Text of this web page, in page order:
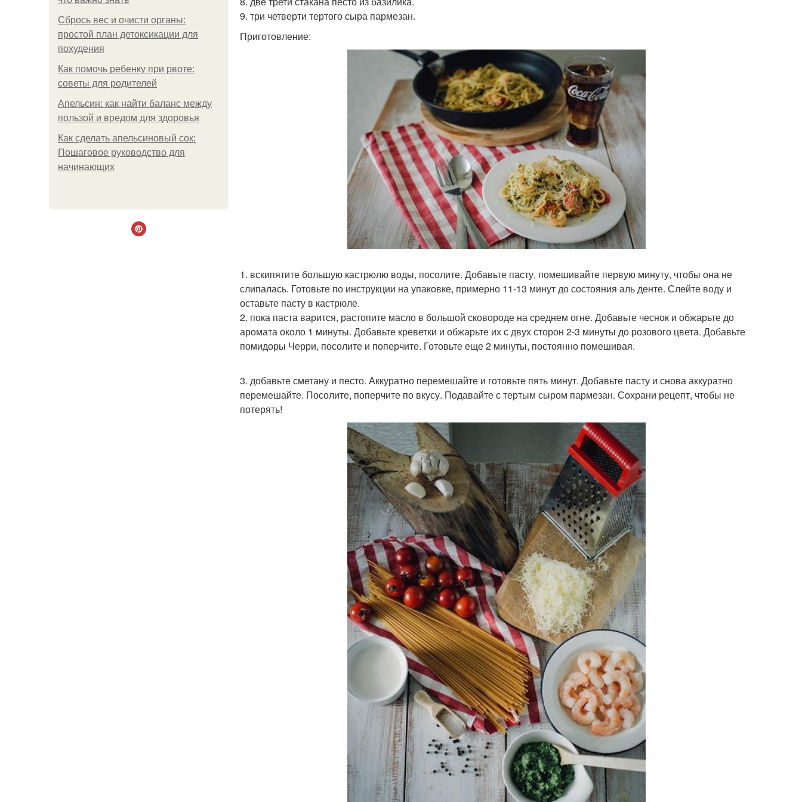
Сбрось вес и очисти органы:
простой план детоксикации для
похудения
Как помочь ребенку при рвоте:
советы для родителей
Апельсин: как найти баланс между
пользой и вредом для здоровья
Как сделать апельсиновый сок:
Пошаговое руководство для
начинающих
9. три четверти тертого сыра пармезан.
Приготовление:
1. вскипятите большую кастрюлю воды, посолите. Добавьте пасту, помешивайте первую минуту, чтобы она не
слипалась. Готовьте по инструкции на упаковке, примерно 11-13 минут до состояния аль денте. Слейте воду и
оставьте пасту в кастрюле.
2. пока паста варится, растопите масло в большой сковороде на среднем огне. Добавьте чеснок и обжарьте до
аромата около 1 минуты. Добавьте креветки и обжарьте их с двух сторон 2-3 минуты до розового цвета. Добавьте
помидоры Черри, посолите и поперчите. Готовьте еще 2 минуты, постоянно помешивая.
3. добавьте сметану и песто. Аккуратно перемешайте и готовьте пять минут. Добавьте пасту и снова аккуратно
перемешайте. Посолите, поперчите по вкусу. Подавайте с тертым сыром пармезан. Сохрани рецепт, чтобы не
потерять!